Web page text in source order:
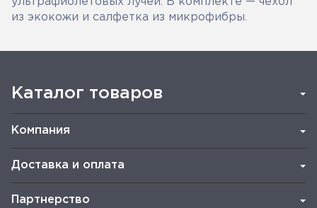
из экокожи и салфетка из микрофибры.
Каталог товаров
Компания
Доставка и оплата
Партнерство